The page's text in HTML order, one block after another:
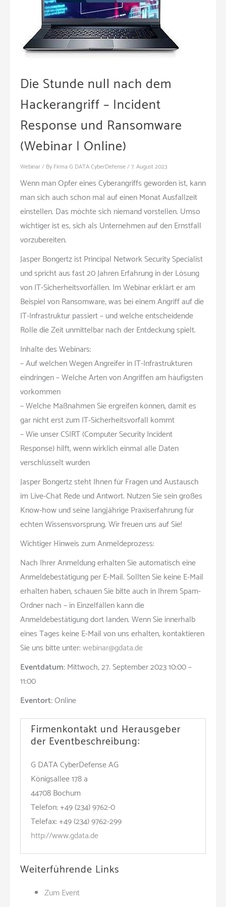
Die Stunde null nach dem
Hackerangriff – Incident
Response und Ransomware
(Webinar | Online)
Webinar/ By Firma G DATA CyberDefense/7. August 2023
Wenn man Opfer eines Cyberangriffs geworden ist, kann
man sich auch schon mal auf einen Monat Ausfallzeit
einstellen. Das möchte sich niemand vorstellen. Umso
wichtiger ist es, sich als Unternehmen auf den Ernstfall
vorzubereiten.
Jasper Bongertz ist Principal Network Security Specialist
und spricht aus fast 20 Jahren Erfahrung in der Lösung
von IT-Sicherheitsvorfällen. Im Webinar erklärt er am
Beispiel von Ransomware, was bei einem Angriff auf die
IT-Infrastruktur passiert – und welche entscheidende
Rolle die Zeit unmittelbar nach der Entdeckung spielt.
Inhalte des Webinars:
– Auf welchen Wegen Angreifer in IT-Infrastrukturen
eindringen – Welche Arten von Angriffen am häufigsten
vorkommen
– Welche Maßnahmen Sie ergreifen können, damit es
gar nicht erst zum IT-Sicherheitsvorfall kommt
– Wie unser CSIRT (Computer Security Incident
Response) hilft, wenn wirklich einmal alle Daten
verschlüsselt wurden
Jasper Bongertz steht Ihnen für Fragen und Austausch
im Live-Chat Rede und Antwort. Nutzen Sie sein großes
Know-how und seine langjährige Praxiserfahrung für
echten Wissensvorsprung. Wir freuen uns auf Sie!
Wichtiger Hinweis zum Anmeldeprozess:
Nach Ihrer Anmeldung erhalten Sie automatisch eine
Anmeldebestätigung per E-Mail. Sollten Sie keine E-Mail
erhalten haben, schauen Sie bitte auch in Ihrem Spam-
Ordner nach – in Einzelfällen kann die
Anmeldebestätigung dort landen. Wenn Sie innerhalb
eines Tages keine E-Mail von uns erhalten, kontaktieren
Sie uns bitte unter:webinar@gdata.de
Eventdatum:Mittwoch, 27. September 2023 10:00 –
11:00
Eventort:Online
Firmenkontakt und Herausgeber
der Eventbeschreibung:
G DATA CyberDefense AG
Königsallee 178 a
44708 Bochum
Telefon: +49 (234) 9762-0
Telefax: +49 (234) 9762-299
http://www.gdata.de
Weiterführende Links
Zum Event